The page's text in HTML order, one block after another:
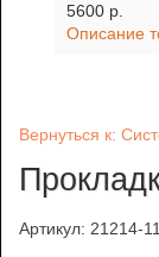
5600 p.
Описание
Вернуться к:
Артикул: 21214-